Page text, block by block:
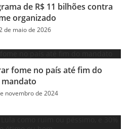
de R$ 11 bilhões contra
organizado
de maio de 2026
fome no país até fim do
mandato
novembro de 2024